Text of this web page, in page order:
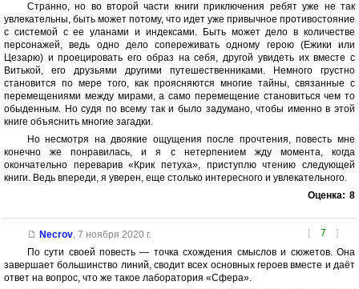
Странно, но во второй части книги приключения ребят уже не так
увлекательны, быть может потому, что идет уже привычное противостояние
с системой с ее уланами и индексами. Быть может дело в количестве
персонажей, ведь одно дело сопереживать одному герою (Ежики или
Цезарю) и проецировать его образ на себя, другой увидеть их вместе с
Витькой, его друзьями другими путешественниками. Немного грустно
становится по мере того, как проясняются многие тайны, связанные с
перемещениями между мирами, а само перемещение становиться чем то
обыденным. Но судя по всему так и было задумано, чтобы именно в этой
книге объяснить многие загадки.
Но несмотря на двоякие ощущения после прочтения, повесть мне
конечно же понравилась, и я с нетерпением жду момента, когда
окончательно переварив «Крик петуха», приступлю чтению следующей
книги. Ведь впереди, я уверен, еще столько интересного и увлекательного.
Оценка: 8
[ 7 ]
Necrov, 7 ноября 2020 г.
По сути своей повесть — точка схождения смыслов и сюжетов. Она
завершает большинство линий, сводит всех основных героев вместе и даёт
ответ на вопрос, что же такое лаборатория «Сфера».